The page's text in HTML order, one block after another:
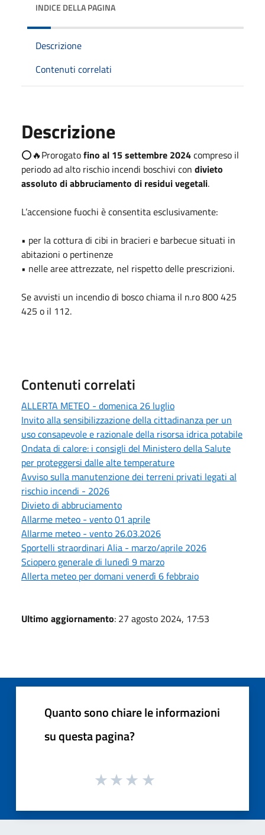
INDICE DELLA PAGINA
Descrizione
Contenuti correlati
Descrizione
⭕️🔥Prorogatofino al 15 settembre 2024compreso il
periodo ad alto rischio incendi boschivi con divieto
assoluto di abbruciamento di residui vegetali.
L’accensione fuochi è consentita esclusivamente:
• per la cottura di cibi in bracieri e barbecue situati in
abitazioni o pertinenze
• nelle aree attrezzate, nel rispetto delle prescrizioni.
Se avvisti un incendio di bosco chiama il n.ro 800 425
425 o il 112.
Contenuti correlati
ALLERTA METEO - domenica 26 luglio
Invito alla sensibilizzazione della cittadinanza per un
uso consapevole e razionale della risorsa idrica potabile
Ondata di calore: i consigli del Ministero della Salute
per proteggersi dalle alte temperature
Avviso sulla manutenzione dei terreni privati legati al
rischio incendi - 2026
Divieto di abbruciamento
Allarme meteo - vento 01 aprile
Allarme meteo - vento 26.03.2026
Sportelli straordinari Alia - marzo/aprile 2026
Sciopero generale di lunedì 9 marzo
Allerta meteo per domani venerdì 6 febbraio
Ultimo aggiornamento: 27 agosto 2024, 17:53
Quanto sono chiare le informazioni
su questa pagina?